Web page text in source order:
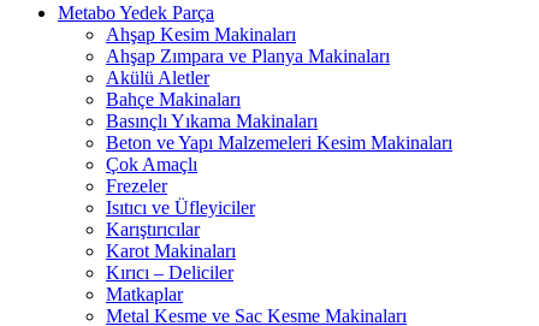
Metabo Yedek Parça
Ahşap Kesim Makinaları
Ahşap Zımpara ve Planya Makinaları
Akülü Aletler
Bahçe Makinaları
Basınçlı Yıkama Makinaları
Beton ve Yapı Malzemeleri Kesim Makinaları
Çok Amaçlı
Frezeler
Isıtıcı ve Üfleyiciler
Karıştırıcılar
Karot Makinaları
Kırıcı – Deliciler
Matkaplar
Metal Kesme ve Sac Kesme Makinaları